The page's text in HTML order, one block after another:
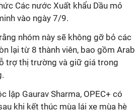
Các nước Xuất khẩu Dầu mỏ
vào ngày 7/9.
nhóm này sẽ không gỡ bỏ các
lại từ 8 thành viên, bao gồm Arab
trợ thị trường và giữ giá trong
lập Gaurav Sharma, OPEC+ có
khi kết thúc mùa lái xe mùa hè